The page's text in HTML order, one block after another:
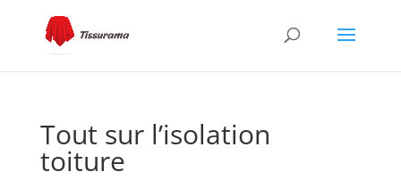
Tout sur l’isolation
toiture